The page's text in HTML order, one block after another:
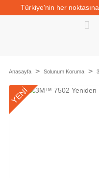
Türkiye'nin her
Anasayfa Solunum Koruma
YENİ